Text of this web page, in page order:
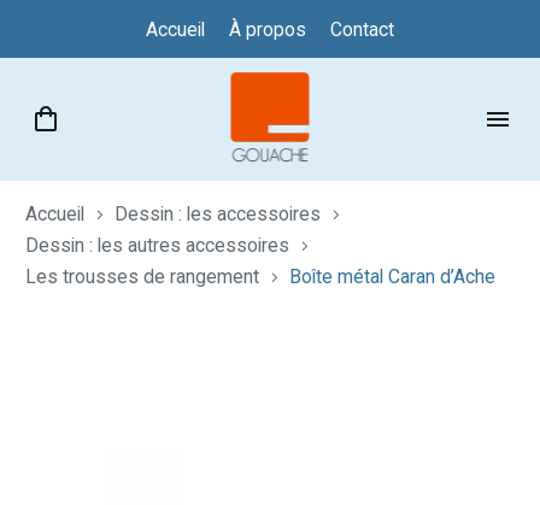
Accueil À propos Contact
Accueil
Dessin : les accessoires
Dessin : les autres accessoires
Les trousses de rangement
Boîte métal Caran d’Ache